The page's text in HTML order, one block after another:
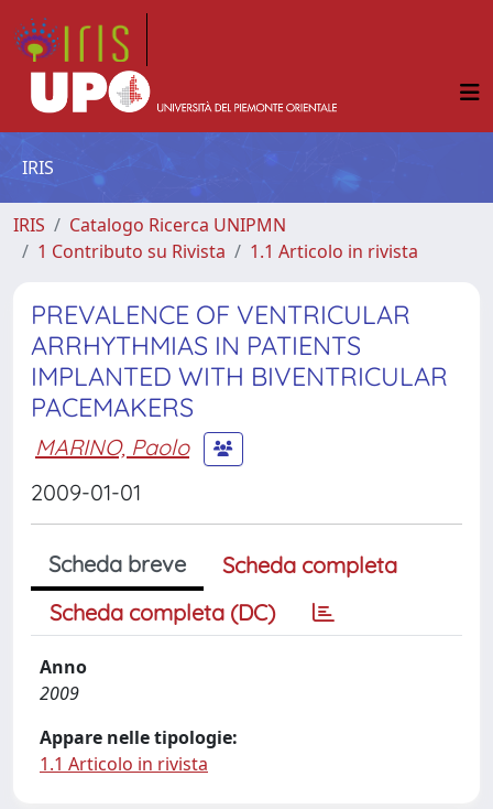
IRIS
IRIS
Catalogo Ricerca UNIPMN
1 Contributo su Rivista
1.1 Articolo in rivista
PREVALENCE OF VENTRICULAR
ARRHYTHMIAS IN PATIENTS
IMPLANTED WITH BIVENTRICULAR
PACEMAKERS
MARINO, Paolo
2009-01-01
Scheda breve
Scheda completa
Scheda completa (DC)
Anno
2009
Appare nelle tipologie:
1.1 Articolo in rivista